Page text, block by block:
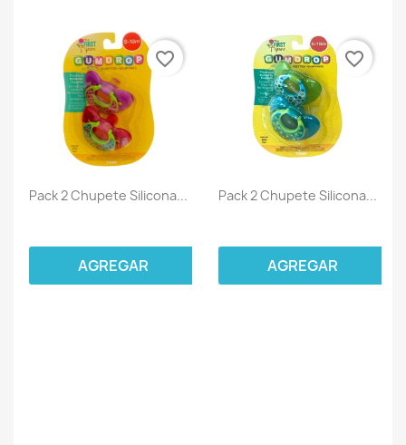
Pack 2 Chupete Silicona...
AGREGAR
favorite_border
Pack 2 Chupete Silicona...
AGREGAR
favorite_border